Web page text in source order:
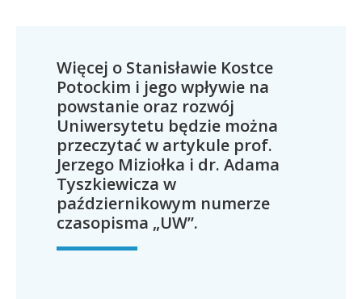
Więcej o Stanisławie Kostce
Potockim i jego wpływie na
powstanie oraz rozwój
Uniwersytetu będzie można
przeczytać w artykule prof.
Jerzego Miziołka i dr. Adama
Tyszkiewicza w
październikowym numerze
czasopisma „UW”.